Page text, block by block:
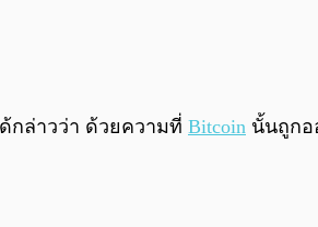
กล่าวว่า ด้วยความที่ Bitcoin นั้นถูกอ